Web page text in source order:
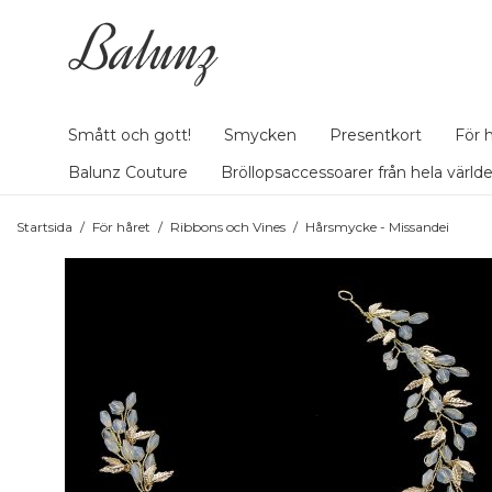
Smått och gott! Smycken Presentkort
För
Balunz Couture
Bröllopsaccessoarer från hela
Startsida / För håret / Ribbons och Vines / Hårsmycke - Missandei